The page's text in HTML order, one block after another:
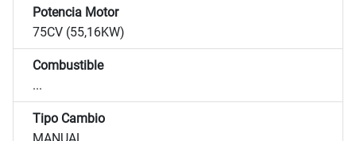
Potencia Motor
75CV (55,16KW)
Combustible
...
Tipo Cambio